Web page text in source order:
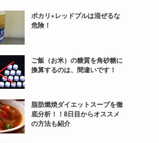
ポカリ×レッドブルは混ぜるな
危険！
ご飯（お米）の糖質を角砂糖に
換算するのは、間違いです！
脂肪燃焼ダイエットスープを徹
底分析！！8日目からオススメ
の方法も紹介